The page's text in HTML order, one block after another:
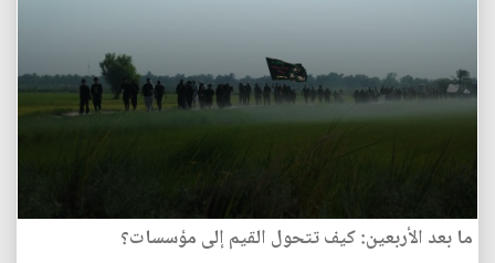
ما بعد الأربعين: كيف تتحول القيم إلى مؤسسات؟